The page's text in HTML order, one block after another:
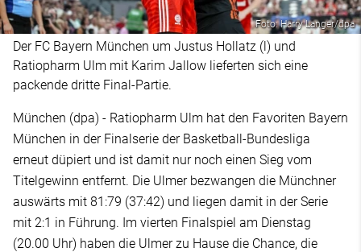
Foto: Harry Langer/dpa
Der FC Bayern München um Justus Hollatz (l) und
Ratiopharm Ulm mit Karim Jallow lieferten sich eine
packende dritte Final-Partie.
München (dpa) - Ratiopharm Ulm hat den Favoriten Bayern
München in der Finalserie der Basketball-Bundesliga
erneut düpiert und ist damit nur noch einen Sieg vom
Titelgewinn entfernt. Die Ulmer bezwangen die Münchner
auswärts mit 81:79 (37:42) und liegen damit in der Serie
mit 2:1 in Führung. Im vierten Finalspiel am Dienstag
(20.00 Uhr) haben die Ulmer zu Hause die Chance, die